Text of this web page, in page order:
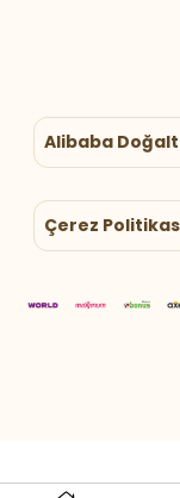
Alibaba
Çerez